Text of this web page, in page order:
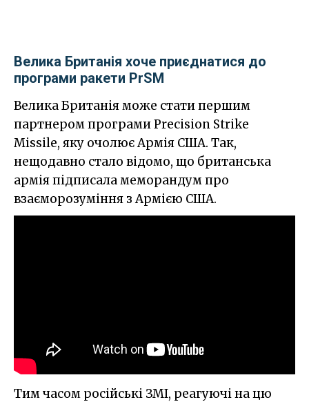
Велика Британія хоче приєднатися до
програми ракети PrSM
Велика Британія може стати першим
партнером програми Precision Strike
Missile, яку очолює Армія США. Так,
нещодавно стало відомо, що британська
армія підписала меморандум про
взаєморозуміння з Армією США.
Тим часом російські ЗМІ, реагуючі на цю